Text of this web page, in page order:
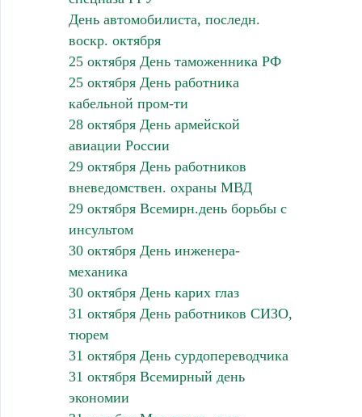
День автомобилиста, последн.
воскр. октября
25 октября День таможенника РФ
25 октября День работника
кабельной пром-ти
28 октября День армейской
авиации России
29 октября День работников
вневедомствен. охраны МВД
29 октября Всемирн.день борьбы с
инсультом
30 октября День инженера-
механика
30 октября День карих глаз
31 октября День работников СИЗО,
тюрем
31 октября День сурдопереводчика
31 октября Всемирный день
экономии